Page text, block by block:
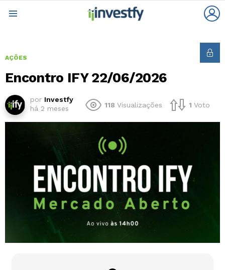
AÇÕES
Encontro IFY 22/06/2026
por Investfy
há 2 meses
118 Visualizações 1 Voto